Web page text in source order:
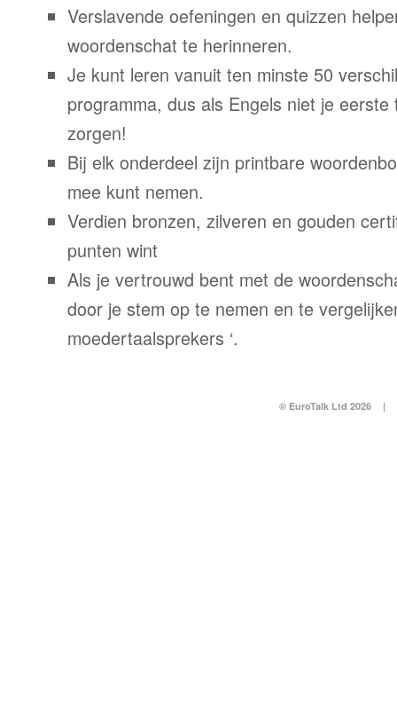
Verslavende oefeningen en quizzen
woordenschat te herinneren.
Je kunt leren vanuit ten minste 50
programma, dus als Engels niet je
zorgen!
Bij elk onderdeel zijn printbare
mee kunt nemen.
Verdien bronzen, zilveren en gouden
punten wint
Als je vertrouwd bent met de
door je stem op te nemen en te
moedertaalsprekers ‘.
© EuroTalk Ltd 2026 |